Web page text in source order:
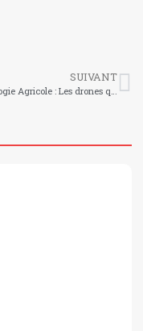
SUIVANT
Technologie Agricole : Les drones qui révolutionnent l’arrosage des champs”